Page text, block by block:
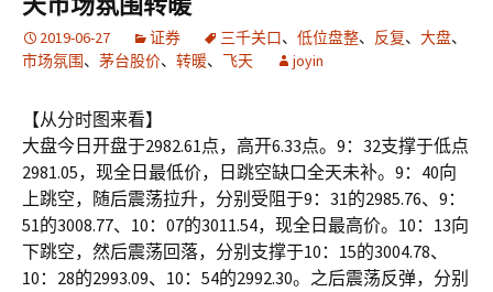
2019-06-27 证券 三千关口、 低位盘整、 反复、 大盘、
市场氛围、 茅台股价、 转暖、 飞天 joyin
【从分时图来看】
大盘今日开盘于2982.61点，高开6.33点。9：32支撑于低点
2981.05，现全日最低价，日跳空缺口全天未补。9：40向
上跳空，随后震荡拉升，分别受阻于9：31的2985.76、9：
51的3008.77、10：07的3011.54，现全日最高价。10：13向
下跳空，然后震荡回落，分别支撑于10：15的3004.78、
10：28的2993.09、10：54的2992.30。之后震荡反弹，分别